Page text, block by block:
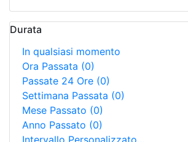
Durata
In qualsiasi momento
Ora Passata (0)
Passate 24 Ore (0)
Settimana Passata (0)
Mese Passato (0)
Anno Passato (0)
Intervallo Personalizzato…